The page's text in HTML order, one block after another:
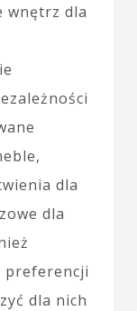
wnętrz dla
dla
dla
preferencji
dla nich